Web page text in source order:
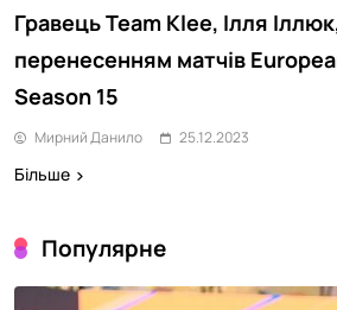
Гравець Team Klee, Ілля
перенесенням матчів
Season 15
Мирний Данило 25.12.2023
Більше
Популярне